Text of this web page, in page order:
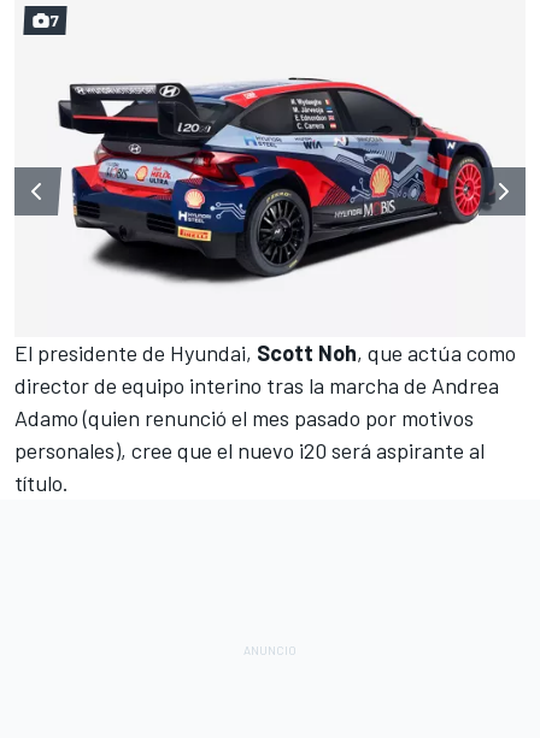
7
El presidente de Hyundai, Scott Noh, que actúa como
director de equipo interino tras la marcha de Andrea
Adamo(quien renunció el mes pasado por motivos
personales), cree que el nuevo i20 será aspirante al
título.